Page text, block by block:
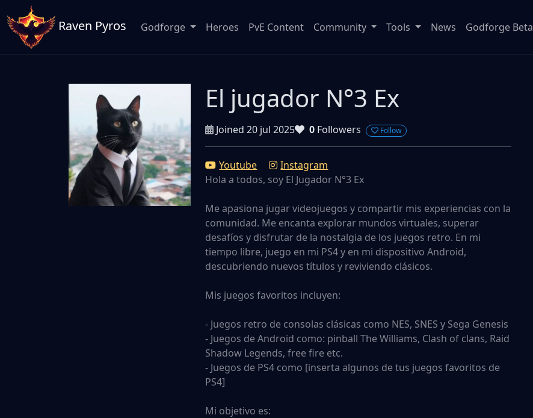
Raven Pyros Godforge Heroes PvE Content Community Tools News Godforge Beta
El jugador N°3 Ex
Joined 20 jul 2025 0 Followers Follow
Youtube
Instagram
Hola a todos, soy El Jugador N°3 Ex
Me apasiona jugar videojuegos y compartir mis experiencias con la
comunidad. Me encanta explorar mundos virtuales, superar
desafíos y disfrutar de la nostalgia de los juegos retro. En mi
tiempo libre, juego en mi PS4 y en mi dispositivo Android,
descubriendo nuevos títulos y reviviendo clásicos.
Mis juegos favoritos incluyen:
- Juegos retro de consolas clásicas como NES, SNES y Sega Genesis
- Juegos de Android como: pinball The Williams, Clash of clans, Raid
Shadow Legends, free fire etc.
- Juegos de PS4 como [inserta algunos de tus juegos favoritos de
PS4]
Mi objetivo es: